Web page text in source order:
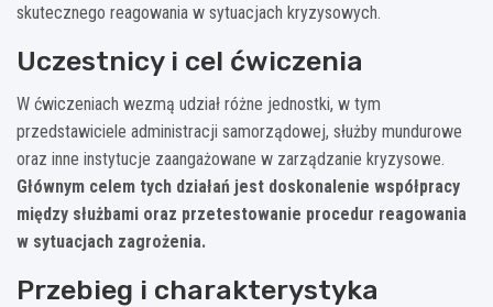
skutecznego reagowania w sytuacjach kryzysowych.
Uczestnicy i cel ćwiczenia
W ćwiczeniach wezmą udział różne jednostki, w tym
przedstawiciele administracji samorządowej, służby mundurowe
oraz inne instytucje zaangażowane w zarządzanie kryzysowe.
Głównym celem tych działań jest doskonalenie współpracy
między służbami oraz przetestowanie procedur reagowania
w sytuacjach zagrożenia.
Przebieg i charakterystyka